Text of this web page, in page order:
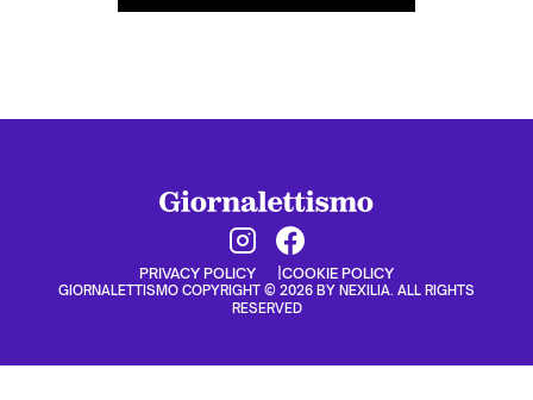
PRIVACY POLICY COOKIE POLICY
GIORNALETTISMO COPYRIGHT © 2026 BY NEXILIA. ALL RIGHTS
RESERVED